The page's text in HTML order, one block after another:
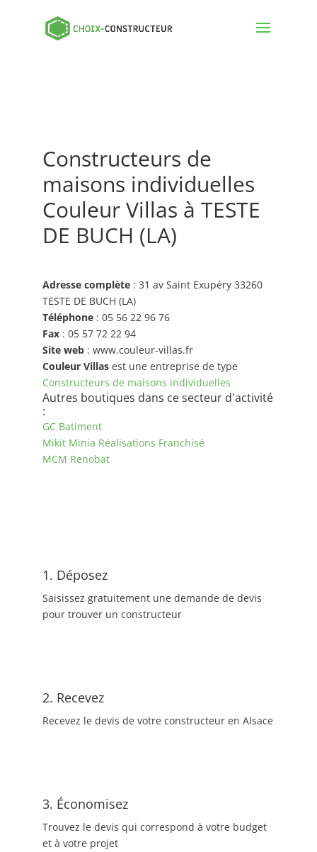
Constructeurs de
maisons individuelles
Couleur Villas à TESTE
DE BUCH (LA)
Adresse complète: 31 av Saint Exupéry 33260
TESTE DE BUCH (LA)
Téléphone: 05 56 22 96 76
Fax: 05 57 72 22 94
Site web: www.couleur-villas.fr
Couleur Villasest une entreprise de type
Constructeurs de maisons individuelles
Autres boutiques dans ce secteur d'activité
:
GC Batiment
Mikit Minia Réalisations Franchisé
MCM Renobat
1. Déposez
Saisissez gratuitement une demande de devis
pour trouver un constructeur
2. Recevez
Recevez le devis de votre constructeur en Alsace
3. Économisez
Trouvez le devis qui correspond à votre budget
et à votre projet